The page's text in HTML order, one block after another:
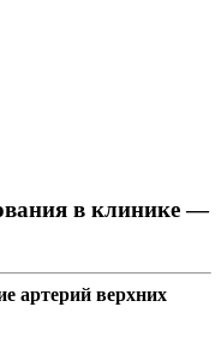
в клинике —
артерий верхних